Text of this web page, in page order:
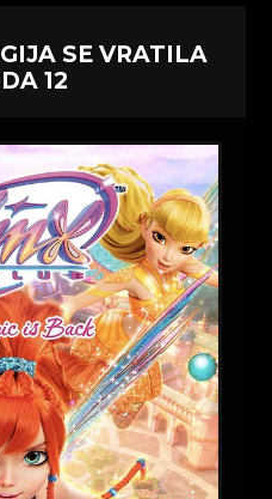
»Kratkometrazni
SE VRATILA
12